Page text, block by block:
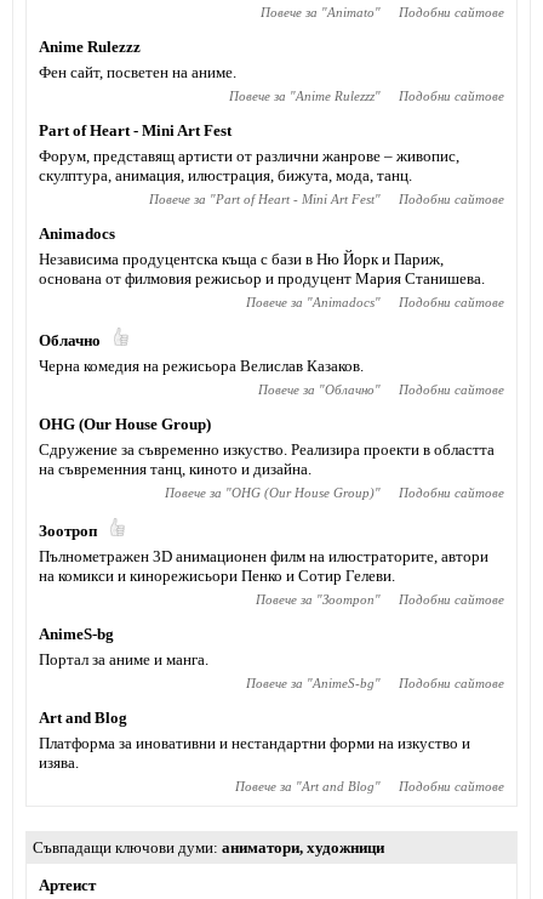
Повече за "Animato" Подобни сайтове
Anime Rulezzz
Фен сайт, посветен на аниме.
Повече за "Anime Rulezzz" Подобни сайтове
Part of Heart - Mini Art Fest
Форум, представящ артисти от различни жанрове – живопис,
скулптура, анимация, илюстрация, бижута, мода, танц.
Повече за "Part of Heart - Mini Art Fest" Подобни сайтове
Animadocs
Независима продуцентска къща с бази в Ню Йорк и Париж,
основана от филмовия режисьор и продуцент Мария Станишева.
Повече за "Animadocs" Подобни сайтове
Облачно
Черна комедия на режисьора Велислав Казаков.
Повече за "Облачно" Подобни сайтове
OHG (Our House Group)
Сдружение за съвременно изкуствo. Реализира проекти в областта
на съвременния танц, киното и дизайна.
Повече за "OHG (Our House Group)" Подобни сайтове
Зоотроп
Пълнометражен 3D анимационен филм на илюстраторите, автори
на комикси и кинорежисьори Пенко и Сотир Гелеви.
Повече за "Зоотроп" Подобни сайтове
AnimeS-bg
Портал за аниме и манга.
Повече за "AnimeS-bg" Подобни сайтове
Art and Blog
Платформа за иновативни и нестандартни форми на изкуство и
изява.
Повече за "Art and Blog" Подобни сайтове
Съвпадащи ключови думи аниматори, художници
Артеист